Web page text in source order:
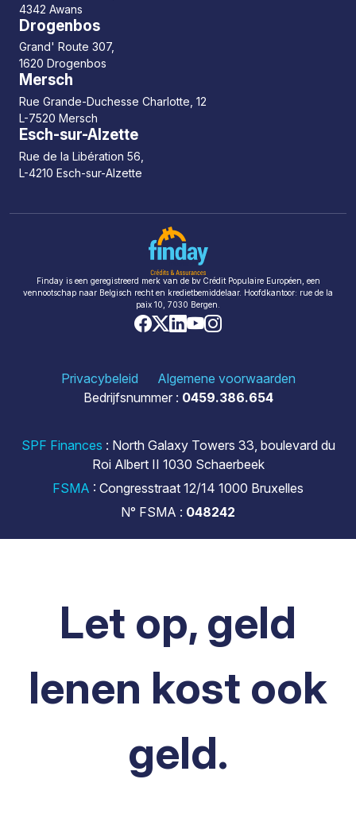
4342 Awans
Drogenbos
Grand' Route 307,
1620 Drogenbos
Mersch
Rue Grande-Duchesse Charlotte, 12
L-7520 Mersch
Esch-sur-Alzette
Rue de la Libération 56,
L-4210 Esch-sur-Alzette
Finday is een geregistreerd merk van de bv Crédit Populaire Européen, een
vennootschap naar Belgisch recht en kredietbemiddelaar. Hoofdkantoor: rue de la
paix 10, 7030 Bergen.
Privacybeleid
Algemene voorwaarden
Bedrijfsnummer : 0459.386.654
SPF Finances : North Galaxy Towers 33, boulevard du
Roi Albert II 1030 Schaerbeek
FSMA : Congresstraat 12/14 1000 Bruxelles
N° FSMA : 048242
Let op, geld
lenen kost ook
geld.